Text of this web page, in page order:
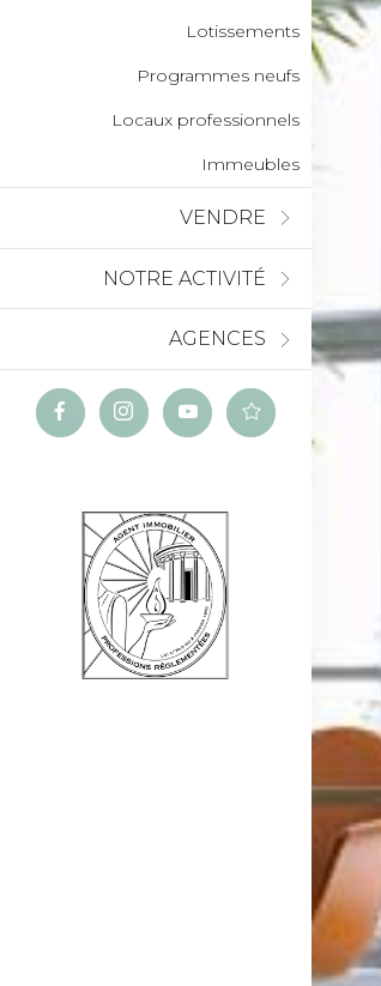
Lotissements
Programmes neufs
Locaux professionnels
Immeubles
VENDRE
NOTRE ACTIVITÉ
AGENCES